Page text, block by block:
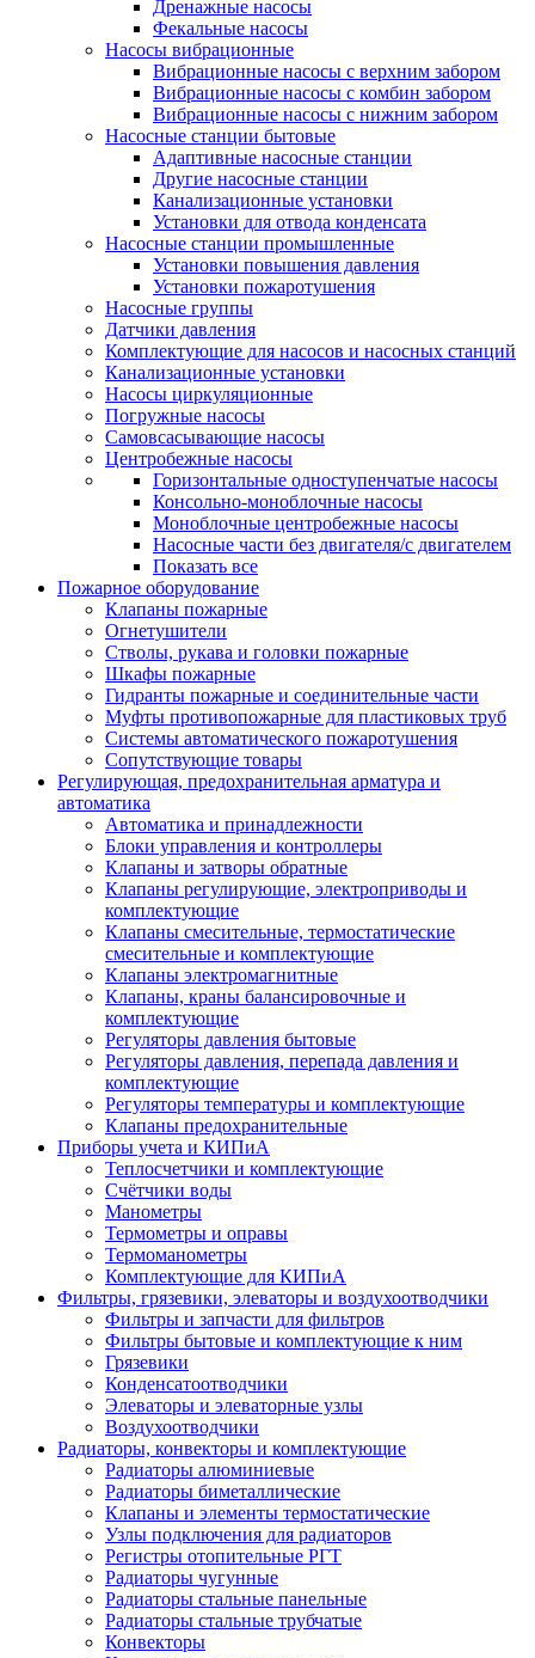
Дренажные насосы
Фекальные насосы
Насосы вибрационные
Вибрационные насосы с верхним забором
Вибрационные насосы с комбин забором
Вибрационные насосы с нижним забором
Насосные станции бытовые
Адаптивные насосные станции
Другие насосные станции
Канализационные установки
Установки для отвода конденсата
Насосные станции промышленные
Установки повышения давления
Установки пожаротушения
Насосные группы
Датчики давления
Комплектующие для насосов и насосных станций
Канализационные установки
Насосы циркуляционные
Погружные насосы
Самовсасывающие насосы
Центробежные насосы
Горизонтальные одноступенчатые насосы
Консольно-моноблочные насосы
Моноблочные центробежные насосы
Насосные части без двигателя/с двигателем
Показать все
Пожарное оборудование
Клапаны пожарные
Огнетушители
Стволы, рукава и головки пожарные
Шкафы пожарные
Гидранты пожарные и соединительные части
Муфты противопожарные для пластиковых труб
Системы автоматического пожаротушения
Сопутствующие товары
Регулирующая, предохранительная арматура и
автоматика
Автоматика и принадлежности
Блоки управления и контроллеры
Клапаны и затворы обратные
Клапаны регулирующие, электроприводы и
комплектующие
Клапаны смесительные, термостатические
смесительные и комплектующие
Клапаны электромагнитные
Клапаны, краны балансировочные и
комплектующие
Регуляторы давления бытовые
Регуляторы давления, перепада давления и
комплектующие
Регуляторы температуры и комплектующие
Клапаны предохранительные
Приборы учета и КИПиА
Теплосчетчики и комплектующие
Счётчики воды
Манометры
Термометры и оправы
Термоманометры
Комплектующие для КИПиА
Фильтры, грязевики, элеваторы и воздухоотводчики
Фильтры и запчасти для фильтров
Фильтры бытовые и комплектующие к ним
Грязевики
Конденсатоотводчики
Элеваторы и элеваторные узлы
Воздухоотводчики
Радиаторы, конвекторы и комплектующие
Радиаторы алюминиевые
Радиаторы биметаллические
Клапаны и элементы термостатические
Узлы подключения для радиаторов
Регистры отопительные РГТ
Радиаторы чугунные
Радиаторы стальные панельные
Радиаторы стальные трубчатые
Конвекторы